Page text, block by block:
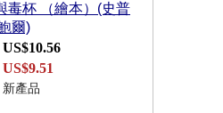
毒杯 （繪本）(史普
爾)
US$10.56
US$9.51
新產品